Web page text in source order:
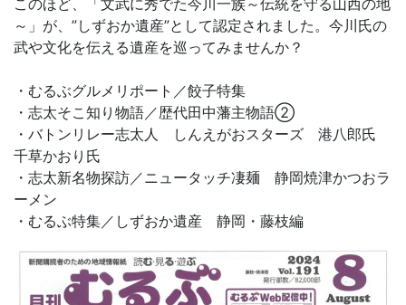
このほど、「文武に秀でた今川一族～伝統を守る山西の地
～」が、”しずおか遺産”として認定されました。今川氏の
武や文化を伝える遺産を巡ってみませんか？
・むるぶグルメリポート／餃子特集
・志太そこ知り物語／歴代田中藩主物語➁
・バトンリレー志太人 しんえがおスターズ 港八郎氏
千草かおり氏
・志太新名物探訪／ニュータッチ凄麺 静岡焼津かつおラ
ーメン
・むるぶ特集／しずおか遺産 静岡・藤枝編